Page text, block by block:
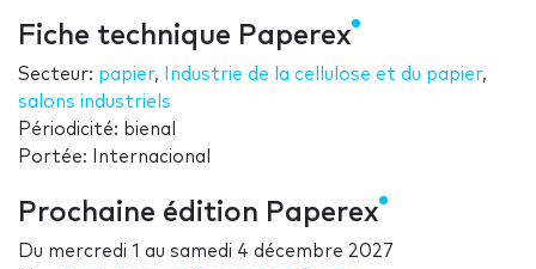
Fiche technique Paperex
Secteur: papier, Industrie de la cellulose et du papier,
salons industriels
Périodicité: bienal
Portée: Internacional
Prochaine édition Paperex
Du mercredi 1 au samedi 4 décembre 2027